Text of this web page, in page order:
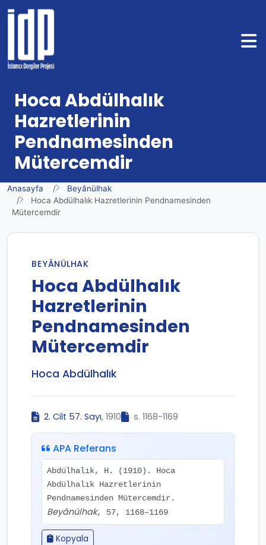
Hoca Abdülhalık
Hazretlerinin
Pendnamesinden
Mütercemdir
Anasayfa
Beyânülhak
Hoca Abdülhalık Hazretlerinin Pendnamesinden
Mütercemdir
BEYÂNÜLHAK
Hoca Abdülhalık
Hazretlerinin
Pendnamesinden
Mütercemdir
Hoca Abdülhalık
2. Cilt 57. Sayı, 1910 s. 1168-1169
APA Referans
Abdülhalık, H. (1910). Hoca
Abdülhalık Hazretlerinin
Pendnamesinden Mütercemdir.
Beyânülhak, 57, 1168–1169
Kopyala